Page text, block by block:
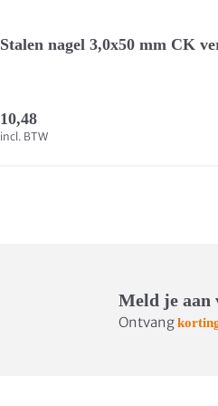
Stalen nagel 3,0x50 mm CK
10,48
incl. BTW
Meld je aan
Ontvang